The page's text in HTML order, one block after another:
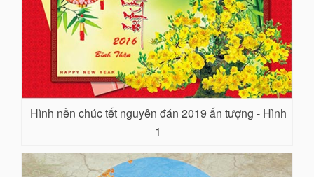
Hình nền chúc tết nguyên đán 2019 ấn tượng - Hình
1